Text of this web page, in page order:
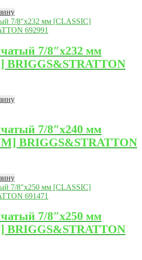
7/8″х232 мм
BRIGGS&STRATTON
7/8″х240 мм
BRIGGS&STRATTON
7/8″х250 мм
BRIGGS&STRATTON